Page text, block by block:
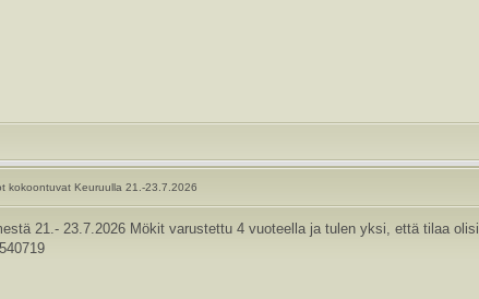
kokoontuvat Keuruulla 21.-23.7.2026
21.- 23.7.2026 Mökit varustettu 4 vuoteella ja tulen yksi, että tilaa olisi